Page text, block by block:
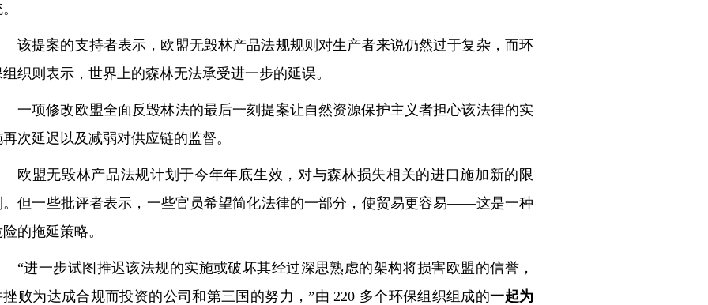
该提案的支持者表示，欧盟无毁林产品法规规则对生产者来说仍然过于复杂，而环
组织则表示，世界上的森林无法承受进一步的延误。
一项修改欧盟全面反毁林法的最后一刻提案让自然资源保护主义者担心该法律的实
次延迟以及减弱对供应链的监督。
欧盟无毁林产品法规计划于今年年底生效，对与森林损失相关的进口施加新的限
。但一些批评者表示，一些官员希望简化法律的一部分，使贸易更容易——这是一种
的拖延策略。
“进一步试图推迟该法规的实施或破坏其经过深思熟虑的架构将损害欧盟的信誉，
挫败为达成合规而投资的公司和第三国的努力，”由 220 多个环保组织组成的一起为